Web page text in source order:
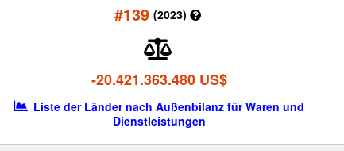
#139 (2023)
-20.421.363.480 US$
Liste der Länder nach Außenbilanz für Waren und
Dienstleistungen